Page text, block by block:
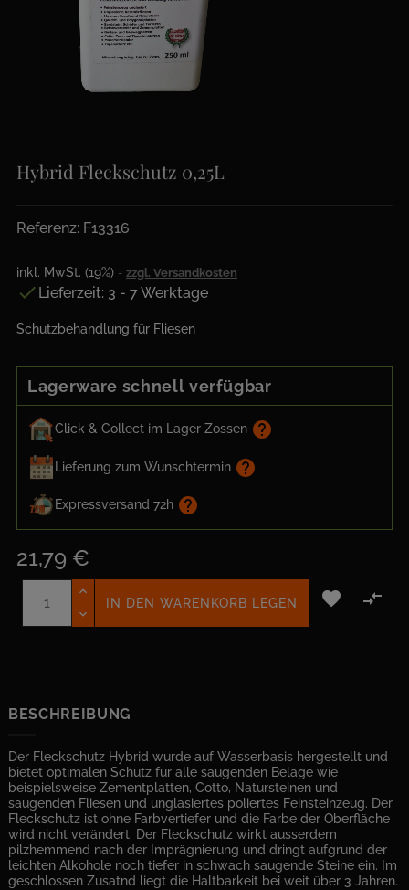
Hybrid Fleckschutz 0,25L
Referenz: F13316
inkl. MwSt. (19%) zzgl. Versandkosten
 Lieferzeit: 3 - 7 Werktage
Schutzbehandlung für Fliesen
Lagerware schnell verfügbar
Click & Collect im Lager Zossen help
Lieferung zum Wunschtermin help
Expressversand 72h help
21,79 €
IN DEN WARENKORB LEGEN  
BESCHREIBUNG
Der Fleckschutz Hybrid wurde auf Wasserbasis hergestellt und
bietet optimalen Schutz für alle saugenden Beläge wie
beispielsweise Zementplatten, Cotto, Natursteinen und
saugenden Fliesen und unglasiertes poliertes Feinsteinzeug. Der
Fleckschutz ist ohne Farbvertiefer und die Farbe der Oberfläche
wird nicht verändert. Der Fleckschutz wirkt ausserdem
pilzhemmend nach der Imprägnierung und dringt aufgrund der
leichten Alkohole noch tiefer in schwach saugende Steine ein. Im
geschlossen Zusatnd liegt die Haltbarkeit bei weit über 3 Jahren.